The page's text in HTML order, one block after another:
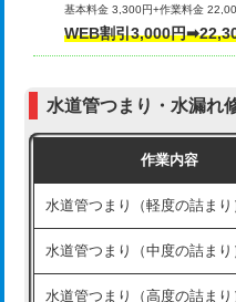
コンクリート斫り（厚さ10
モルタル補修（厚さ10㎝超え
洗面台設置
化粧台設置
交換・取付（タンク）
式）)
式・ワンホール）)
交換・取付(排水栓・排水トラ
基本料金 3,300円+作業料金
WEB割引3,000円
水道管つまり・水漏れ
作業内容
水道管つまり（軽度の詰まり
水道管つまり（中度の詰まり
水道管つまり（高度の詰まり